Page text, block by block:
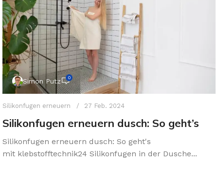
Simon Putz 0
Silikonfugen erneuern 27 Feb. 2024
Silikonfugen erneuern dusch: So geht’s
Silikonfugen erneuern dusch: So geht's
mit klebstofftechnik24 Silikonfugen in der Dusche...